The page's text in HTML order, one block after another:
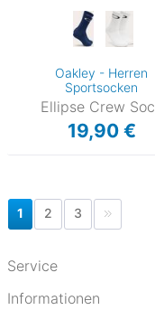
Oakley - Herren
Sportsocken
Ellipse Crew
19,90 €
1 2 3
Service
Informationen